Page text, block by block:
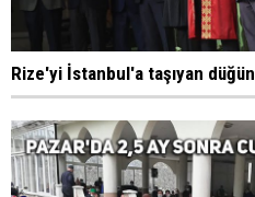
Rize'yi İstanbul'a taşıyan düğün